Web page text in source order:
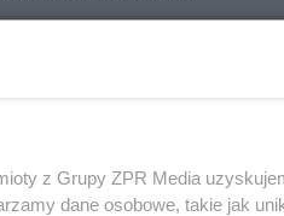
z Grupy ZPR Media
dane osobowe, takie jak